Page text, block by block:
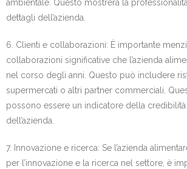
ambientale. Questo mostrerà la
dettagli dell’azienda.
6. Clienti e collaborazioni: È importante
collaborazioni significative che l’azienda
nel corso degli anni. Questo può includere
supermercati o altri partner commerciali.
possono essere un indicatore della
dell’azienda.
7. Innovazione e ricerca: Se l’azienda
per l’innovazione e la ricerca nel settore, è